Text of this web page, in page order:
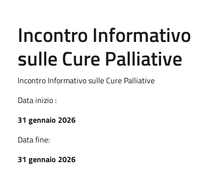
Incontro Informativo
sulle Cure Palliative
Incontro Informativo sulle Cure Palliative
Data inizio :
31 gennaio 2026
Data fine:
31 gennaio 2026